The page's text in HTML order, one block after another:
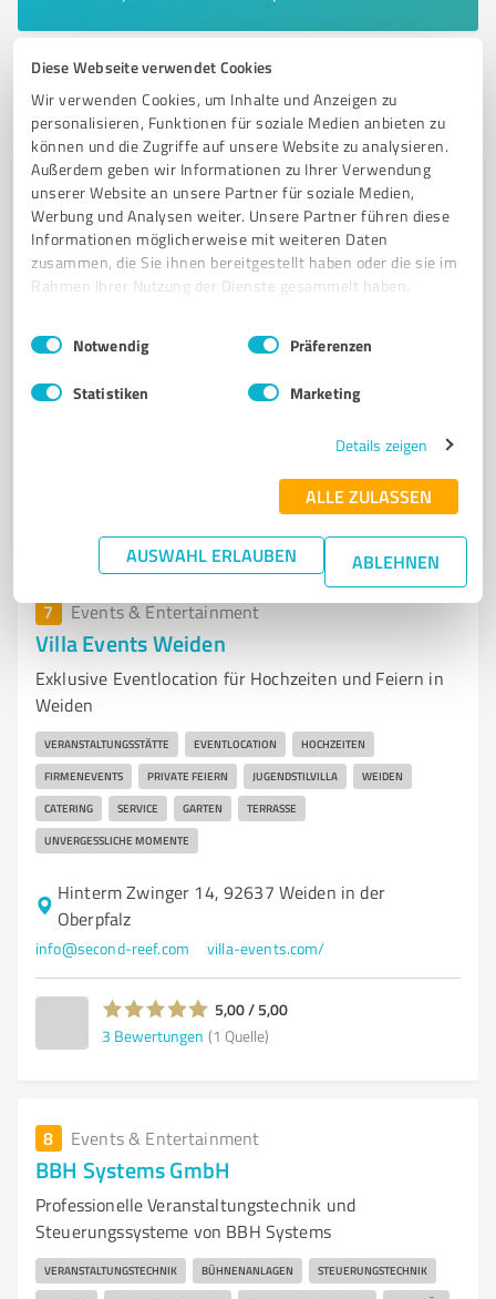
Diese Webseite verwendet Cookies
Wir verwenden Cookies, um Inhalte und Anzeigen zu
personalisieren, Funktionen für soziale Medien anbieten zu
können und die Zugriffe auf unsere Website zu analysieren.
Außerdem geben wir Informationen zu Ihrer Verwendung
unserer Website an unsere Partner für soziale Medien,
Werbung und Analysen weiter. Unsere Partner führen diese
Informationen möglicherweise mit weiteren Daten
zusammen, die Sie ihnen bereitgestellt haben oder die sie im
Rahmen Ihrer Nutzung der Dienste gesammelt haben.
Impressum Datenschutzbestimmungen
Einwilligungsauswahl
Notwendig Präferenzen
Statistiken Marketing
Details zeigen
ALLE ZULASSEN
AUSWAHL ERLAUBEN ABLEHNEN
6 Events & Entertainment
PM Events GmbH
Eventmanagement und individuelle
Veranstaltungsplanung in Weiden
EVENTMANAGEMENT FIRMENEVENTS HOCHZEITEN
ÖFFENTLICHE VERANSTALTUNGEN
TONTECHNIK FULL-SERVICE WEIDEN OBERPFALZ
Tel. 09644 680700
info@pm.events
4,80 / 5,00
7 Events & Entertainment
Villa Events Weiden
Exklusive Eventlocation für Hochzeiten und Feiern in
Weiden
VERANSTALTUNGSSTÄTTE EVENTLOCATION HOCHZEITEN
FIRMENEVENTS PRIVATE FEIERN JUGENDSTILVILLA WEIDEN
CATERING SERVICE GARTEN TERRASSE
UNVERGESSLICHE MOMENTE
Hinterm Zwinger 14, 92637 Weiden in der
Oberpfalz
info@second-reef.com villa-events.com/
5,00 / 5,00
3 Bewertungen (1 Quelle)
8 Events & Entertainment
BBH Systems GmbH
Professionelle Veranstaltungstechnik und
Steuerungssysteme von BBH Systems
VERANSTALTUNGSTECHNIK BÜHNENANLAGEN STEUERUNGSTECHNIK